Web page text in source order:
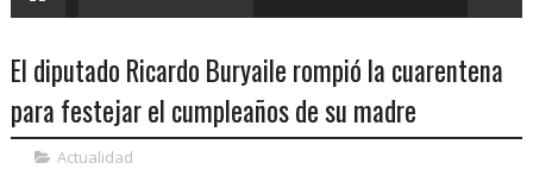
El diputado Ricardo Buryaile rompió la cuarentena
para festejar el cumpleaños de su madre
Actualidad